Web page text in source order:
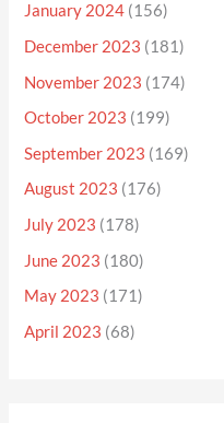
January 2024 (156)
December 2023 (181)
November 2023 (174)
October 2023 (199)
September 2023 (169)
August 2023 (176)
July 2023 (178)
June 2023 (180)
May 2023 (171)
April 2023 (68)